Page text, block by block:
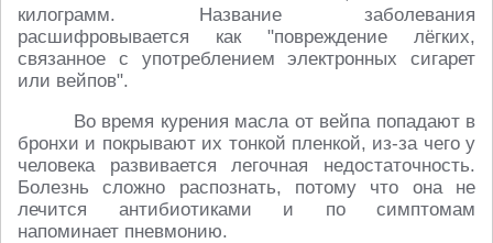
килограмм. Название заболевания
расшифровывается как "повреждение лёгких,
связанное с употреблением электронных сигарет
или вейпов".
Во время курения масла от вейпа попадают в
бронхи и покрывают их тонкой пленкой, из-за чего у
человека развивается легочная недостаточность.
Болезнь сложно распознать, потому что она не
лечится антибиотиками и по симптомам
напоминает пневмонию.